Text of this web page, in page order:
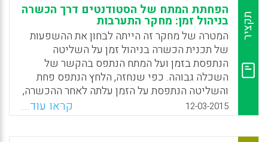
WhatsApp
Facebook
Email
X תקציר
הפחתת המתח של הסטודנטים דרך הכשרה
בניהול זמן: מחקר התערבות
המטרה של מחקר זה הייתה לבחון את ההשפעות
של תכנית הכשרה בניהול זמן על השליטה
הנתפסת בזמן ועל המתח הנתפס בהקשר של
השכלה גבוהה. כפי שנחזה, הלחץ הנתפס פחת
והשליטה הנתפסת על הזמן עלתה לאחר ההכשרה,
Alexander; Stock, Armin; Oberst, Verena,
2015).
12-03-2015 קראו עוד...